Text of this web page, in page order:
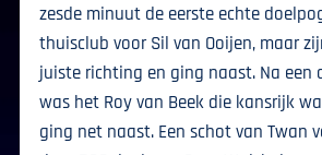
zesde minuut de eerste echte
thuisclub voor Sil van Ooijen, maar
juiste richting en ging naast. Na een
was het Roy van Beek die kansrijk
ging net naast. Een schot van Twan